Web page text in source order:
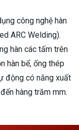
công nghệ hàn
ARC Welding).
hàn các tấm trên
hàn bể, ống thép
động có năng xuất
hàng trăm mm.